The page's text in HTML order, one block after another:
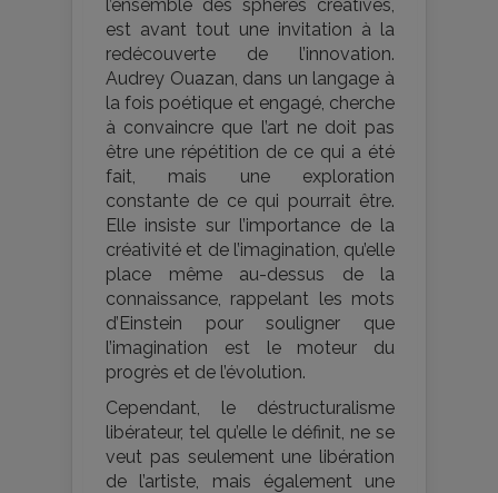
l’ensemble des sphères créatives,
est avant tout une invitation à la
redécouverte de l’innovation.
Audrey Ouazan, dans un langage à
la fois poétique et engagé, cherche
à convaincre que l’art ne doit pas
être une répétition de ce qui a été
fait, mais une exploration
constante de ce qui pourrait être.
Elle insiste sur l’importance de la
créativité et de l’imagination, qu’elle
place même au-dessus de la
connaissance, rappelant les mots
d’Einstein pour souligner que
l’imagination est le moteur du
progrès et de l’évolution​​.
Cependant, le déstructuralisme
libérateur, tel qu’elle le définit, ne se
veut pas seulement une libération
de l’artiste, mais également une